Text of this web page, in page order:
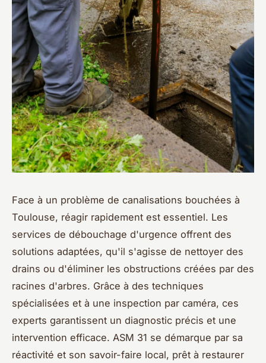
Face à un problème de canalisations bouchées à
Toulouse, réagir rapidement est essentiel. Les
services de débouchage d'urgence offrent des
solutions adaptées, qu'il s'agisse de nettoyer des
drains ou d'éliminer les obstructions créées par des
racines d'arbres. Grâce à des techniques
spécialisées et à une inspection par caméra, ces
experts garantissent un diagnostic précis et une
intervention efficace. ASM 31 se démarque par sa
réactivité et son savoir-faire local, prêt à restaurer